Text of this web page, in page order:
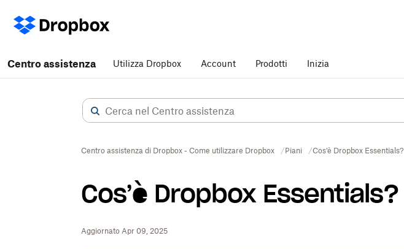
Centro assistenza Utilizza Dropbox Account Prodotti Inizia
Centro assistenza di Dropbox - Come utilizzare Dropbox Piani Cos’è Dropbox Essentials?
Cos’è Dropbox Essentials?
Aggiornato Apr 09, 2025